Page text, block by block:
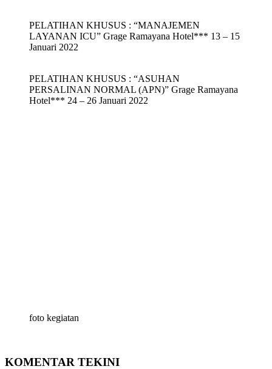
PELATIHAN KHUSUS : “MANAJEMEN
LAYANAN ICU” Grage Ramayana Hotel*** 13 – 15
Januari 2022
PELATIHAN KHUSUS : “ASUHAN
PERSALINAN NORMAL (APN)” Grage Ramayana
Hotel*** 24 – 26 Januari 2022
foto kegiatan
KOMENTAR TEKINI